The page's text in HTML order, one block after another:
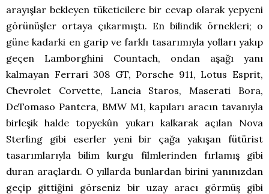
arayışlar bekleyen tüketicilere bir cevap olarak yepyeni
görünüşler ortaya çıkarmıştı. En bilindik örnekleri; o
güne kadarki en garip ve farklı tasarımıyla yolları yakıp
geçen Lamborghini Countach, ondan aşağı yanı
kalmayan Ferrari 308 GT, Porsche 911, Lotus Esprit,
Chevrolet Corvette, Lancia Staros, Maserati Bora,
DeTomaso Pantera, BMW M1, kapıları aracın tavanıyla
birleşik halde topyekûn yukarı kalkarak açılan Nova
Sterling gibi eserler yeni bir çağa yakışan fütürist
tasarımlarıyla bilim kurgu filmlerinden fırlamış gibi
duran araçlardı. O yıllarda bunlardan birini yanınızdan
geçip gittiğini görseniz bir uzay aracı görmüş gibi